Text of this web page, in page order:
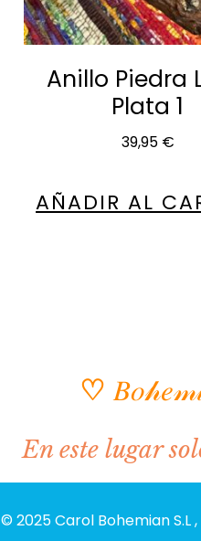
Anillo Piedra
Plata 1
39,95 €
AÑADIR AL
♡
En este lugar
© 2025 Carol Bohemian S.L